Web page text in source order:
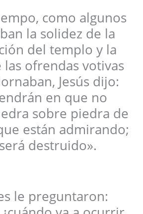
como algunos
la solidez de la
del templo y la
las ofrendas votivas
Jesús dijo:
en que no
sobre piedra de
están admirando;
destruido».
le preguntaron: